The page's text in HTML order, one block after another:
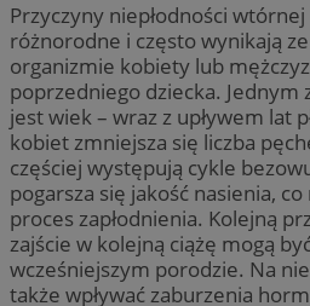
Przyczyny niepłodności
różnorodne i często wynikają
organizmie kobiety lub
poprzedniego dziecka. Jednym
jest wiek – wraz z upływem lat
kobiet zmniejsza się liczba
częściej występują cykle
pogarsza się jakość nasienia, co
proces zapłodnienia. Kolejną
zajście w kolejną ciążę mogą
wcześniejszym porodzie. Na
także wpływać zaburzenia